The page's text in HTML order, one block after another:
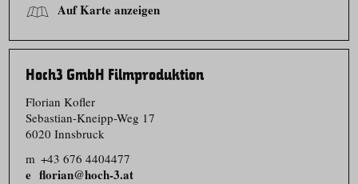
Auf Karte anzeigen
Hoch3 GmbH Filmproduktion
Florian Kofler
Sebastian-Kneipp-Weg 17
6020 Innsbruck
m +43 676 4404477
florian@hoch-3.at